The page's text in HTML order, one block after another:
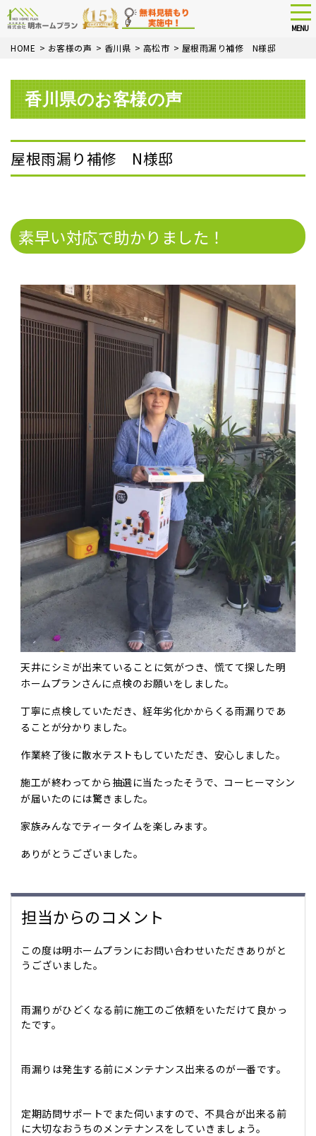
Skip
content
MENU
HOME > お客様の声 > 香川県 > 高松市 > 屋根雨漏り補修 N様邸
香川県のお客様の声
屋根雨漏り補修 N様邸
素早い対応で助かりました！
天井にシミが出来ていることに気がつき、慌てて探した明
ホームプランさんに点検のお願いをしました。
丁寧に点検していただき、経年劣化かからくる雨漏りであ
ることが分かりました。
作業終了後に散水テストもしていただき、安心しました。
施工が終わってから抽選に当たったそうで、コーヒーマシン
が届いたのには驚きました。
家族みんなでティータイムを楽しみます。
ありがとうございました。
担当からのコメント
この度は明ホームプランにお問い合わせいただきありがと
うございました。
雨漏りがひどくなる前に施工のご依頼をいただけて良かっ
たです。
雨漏りは発生する前にメンテナンス出来るのが一番です。
定期訪問サポートでまた伺いますので、不具合が出来る前
に大切なおうちのメンテナンスをしていきましょう。